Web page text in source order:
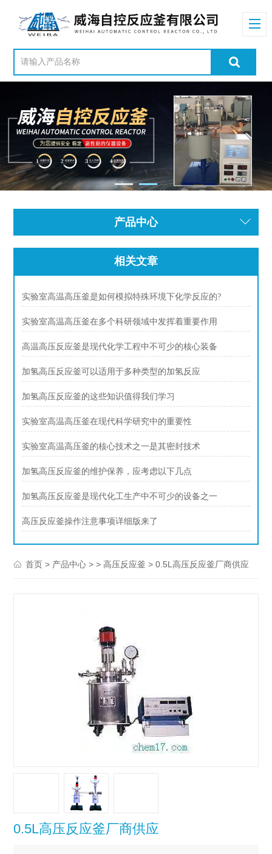
产品中心
相关文章
实验室高温高压釜是如何模拟特殊环境下化学反应的?
实验室高温高压釜在多个科研领域中发挥着重要作用
高温高压反应釜是现代化学工程中不可少的核心装备
加氢高压反应釜可以适用于多种类型的加氢反应
加氢高压反应釜的这些知识值得我们学习
实验室高温高压釜在现代科学研究中的重要性
实验室高温高压釜的核心技术之一是其密封技术
加氢高压反应釜的维护保养，应考虑以下几点
加氢高压反应釜是现代化工生产中不可少的设备之一
高压反应釜操作注意事项详细版来了
首页 > 产品中心 > >高压反应釜 > 0.5L高压反应釜厂商供应
0.5L高压反应釜厂商供应